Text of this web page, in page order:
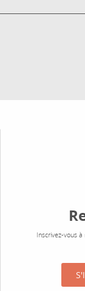
Inscrivez-vous